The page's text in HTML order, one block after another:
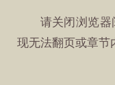
请关闭浏览器
现无法翻页或章节